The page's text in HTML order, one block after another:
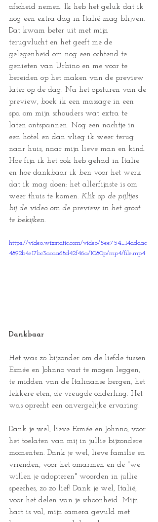
afscheid nemen. Ik heb het geluk dat ik
nog een extra dag in Italië mag blijven.
Dat kwam beter uit met mijn
terugvlucht en het geeft me de
gelegenheid om nog een ochtend te
genieten van Urbino en me voor te
bereiden op het maken van de preview
later op de dag. Na het opsturen van de
preview, boek ik een massage in een
spa om mijn schouders wat extra te
laten ontspannen. Nog een nachtje in
een hotel en dan vlieg ik weer terug
naar huis, naar mijn lieve man en kind.
Hoe fijn ik het ook heb gehad in Italie
en hoe dankbaar ik ben voor het werk
dat ik mag doen: het allerfijnste is om
weer thuis te komen. Klik op de pijltjes
bij de video om de preview in het groot
te bekijken.
https://video.wixstatic.com/video/5ee754_14adaac
4892b4e17bc3acaa68d42f46a/1080p/mp4/file.mp4
Dankbaar
Het was zo bijzonder om de liefde tussen
Esmée en Johnno vast te mogen leggen,
te midden van de Italiaanse bergen, het
lekkere eten, de vreugde onderling. Het
was oprecht een onvergelijke ervaring.
Dank je wel, lieve Esmée en Johnno, voor
het toelaten van mij in jullie bijzondere
momenten. Dank je wel, lieve familie en
vrienden, voor het omarmen en de "we
willen je adopteren" woorden in jullie
speeches, zo zo lief! Dank je wel, Italië,
voor het delen van je schoonheid. Mijn
hart is vol, mijn camera gevuld met